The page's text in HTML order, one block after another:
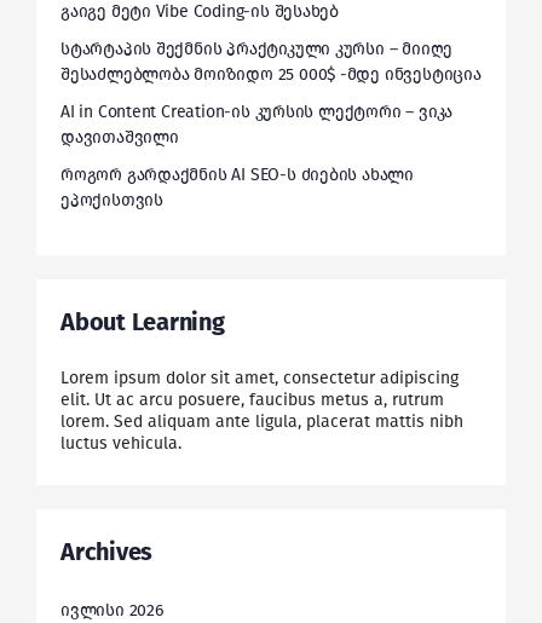
გაიგე მეტი Vibe Coding-ის შესახებ
სტარტაპის შექმნის პრაქტიკული კურსი – მიიღე
შესაძლებლობა მოიზიდო 25 000$ -მდე ინვესტიცია
AI in Content Creation-ის კურსის ლექტორი – ვიკა
დავითაშვილი
როგორ გარდაქმნის AI SEO-ს ძიების ახალი
ეპოქისთვის
About Learning
Lorem ipsum dolor sit amet, consectetur adipiscing
elit. Ut ac arcu posuere, faucibus metus a, rutrum
lorem. Sed aliquam ante ligula, placerat mattis nibh
luctus vehicula.
Archives
ივლისი 2026